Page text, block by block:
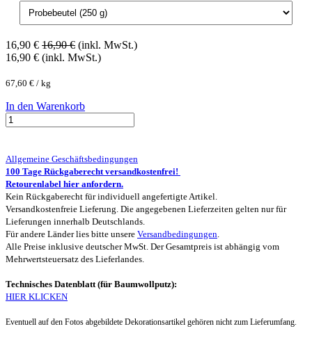
16,90 € 16,90€ (inkl. MwSt.)
16,90 € (inkl. MwSt.)
67,60 € / kg
In den Warenkorb
Allgemeine Geschäftsbedingungen
100 Tage Rückgaberecht versandkostenfrei!
Retourenlabel hier anfordern.
Kein Rückgaberecht für individuell angefertigte Artikel.
Versandkostenfreie Lieferung. Die angegebenen Lieferzeiten gelten nur für
Lieferungen innerhalb Deutschlands.
Für andere Länder lies bitte unsere Versandbedingungen.
Alle Preise inklusive deutscher MwSt. Der Gesamtpreis ist abhängig vom
Mehrwertsteuersatz des Lieferlandes.
Technisches Datenblatt (für Baumwollputz):
HIER KLICKEN
Eventuell auf den Fotos abgebildete Dekorationsartikel gehören nicht zum Lieferumfang.